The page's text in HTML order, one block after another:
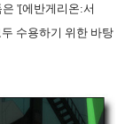
'[에반게리온:서
수용하기 위한 바탕